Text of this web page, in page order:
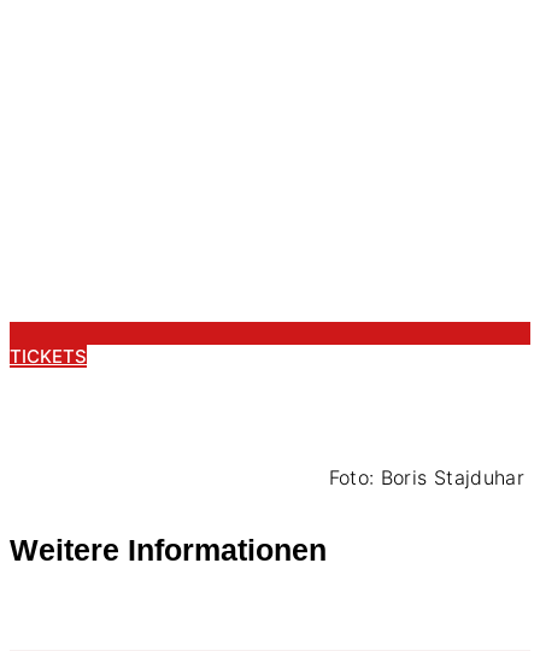
TICKETS
Foto: Boris Stajduhar
Weitere Informationen